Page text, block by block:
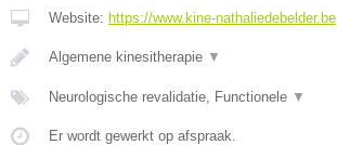
Website: https://www.kine-nathaliedebelder.be
Algemene kinesitherapie ▼
Neurologische revalidatie, Functionele ▼
Er wordt gewerkt op afspraak.